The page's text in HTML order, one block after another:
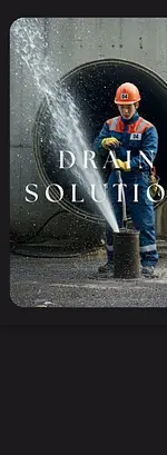
텐
츠
건
너
뛰